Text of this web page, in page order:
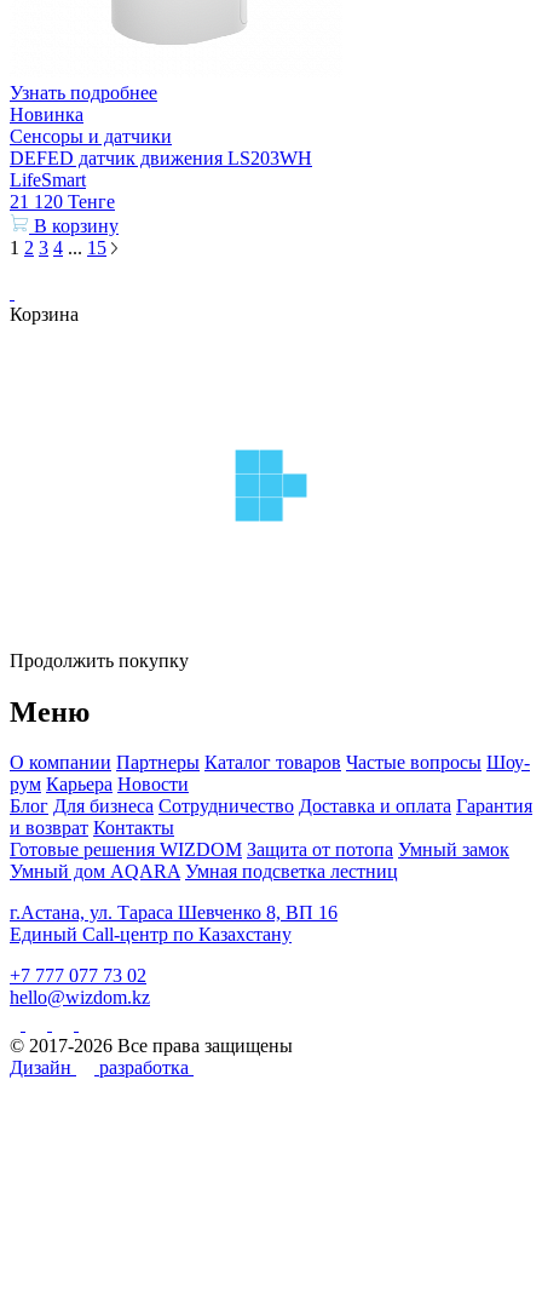
Узнать подробнее
Новинка
Сенсоры и датчики
DEFED датчик движения LS203WH
LifeSmart
21 120 Тенге
В корзину
1 2 3 4 ... 15
Корзина
Продолжить покупку
Меню
О компании Партнеры Каталог товаров Частые вопросы Шоу-
рум Карьера Новости
Блог Для бизнеса Сотрудничество Доставка и оплата Гарантия
и возврат Контакты
Готовые решения WIZDOM Защита от потопа Умный замок
Умный дом AQARA Умная подсветка лестниц
г.Астана, ул. Тараса Шевченко 8, ВП 16
Единый Call-центр по Казахстану
+7 777 077 73 02
hello@wizdom.kz
© 2017-2026 Все права защищены
Дизайн
разработка